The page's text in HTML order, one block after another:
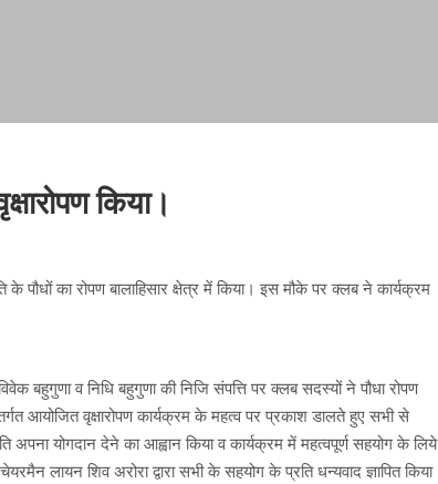
किया।
का रोपण बालाहिसार क्षेत्र में किया। इस मौके पर क्लब ने कार्यक्रम
बहुगुणा व निधि बहुगुणा की निजि संपत्ति पर क्लब सदस्यों ने पौधा रोपण
आयोजित वृक्षारोपण कार्यक्रम के महत्व पर प्रकाश डालते हुए सभी से
अपना योगदान देने का आह्वान किया व कार्यक्रम में महत्वपूर्ण सहयोग के लिये
लायन शिव अरोरा द्वारा सभी के सहयोग के प्रति धन्यवाद ज्ञापित किया